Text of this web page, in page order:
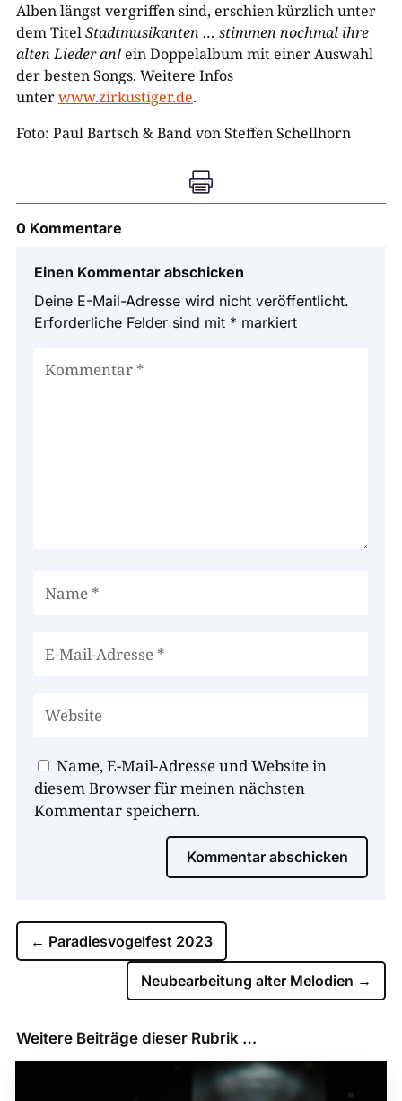
Alben längst vergriffen sind, erschien kürzlich unter
dem TitelStadtmusikanten … stimmen nochmal ihre
alten Lieder an!ein Doppelalbum mit einer Auswahl
der besten Songs. Weitere Infos
unterwww.zirkustiger.de.
Foto: Paul Bartsch & Band von Steffen Schellhorn

0 Kommentare
Einen Kommentar abschicken
Deine E-Mail-Adresse wird nicht veröffentlicht.
Erforderliche Felder sind mit * markiert
Name, E-Mail-Adresse und Website in
diesem Browser für meinen nächsten
Kommentar speichern.
Kommentar abschicken
← Paradiesvogelfest 2023
Neubearbeitung alter Melodien →
Weitere Beiträge dieser Rubrik …